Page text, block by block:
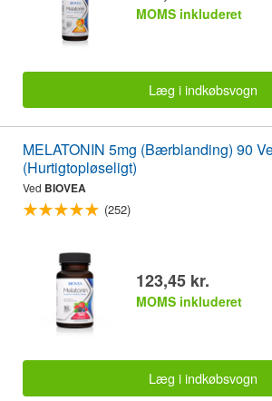
MOMS inkluderet
Læg i indkøbsvogn
MELATONIN 5mg (Bærblanding) 90
(Hurtigtopløseligt)
Ved BIOVEA
(252)
123,45 kr.
MOMS inkluderet
Læg i indkøbsvogn